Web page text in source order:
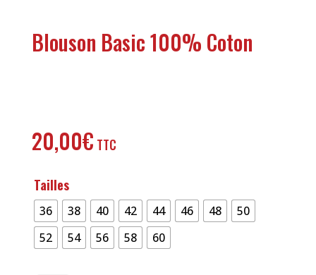
Blouson Basic 100% Coton
20,00€
Tailles
36 38 40 42 44 46 48
50
52
54 56 58 60